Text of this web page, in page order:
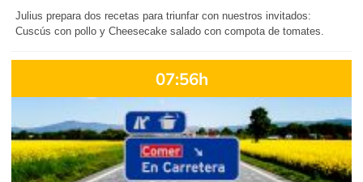
Julius prepara dos recetas para triunfar con nuestros invitados:
Cuscús con pollo y Cheesecake salado con compota de tomates.
07:56h